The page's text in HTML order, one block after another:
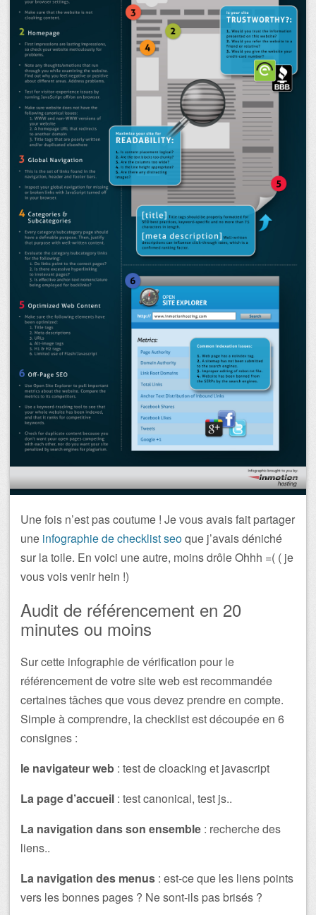
Une fois n’est pas coutume ! Je vous avais fait partager
une infographie de checklist seoque j’avais déniché
sur la toile. En voici une autre, moins drôle Ohhh =( ( je
vous vois venir hein !)
Audit de référencement en 20
minutes ou moins
Sur cette infographie de vérification pour le
référencement de votre site web est recommandée
certaines tâches que vous devez prendre en compte.
Simple à comprendre, la checklist est découpée en 6
consignes :
le navigateur web : test de cloacking et javascript
La page d’accueil : test canonical, test js..
La navigation dans son ensemble : recherche des
liens..
La navigation des menus : est-ce que les liens points
vers les bonnes pages ? Ne sont-ils pas brisés ?